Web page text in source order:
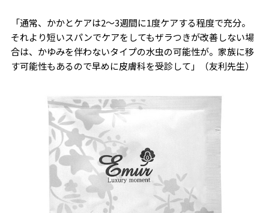
「通常、かかとケアは2～3週間に1度ケアする程度で充分。
それより短いスパンでケアをしてもザラつきが改善しない場
合は、かゆみを伴わないタイプの水虫の可能性が。家族に移
す可能性もあるので早めに皮膚科を受診して」（友利先生）